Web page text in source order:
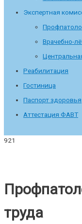
Экспертная
Врачебно-
Реабилитация
Гостиница
Паспорт здоровья
Аттестация ФАВТ
труда